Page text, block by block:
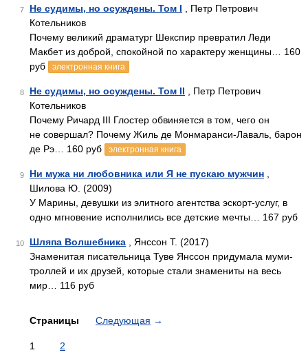
7 Не судимы, но осуждены. Том I , Петр Петрович
Котельников
Почему великий драматург Шекспир превратил Леди
Макбет из доброй, спокойной по характеру женщины… 160
руб
электронная книга
8 Не судимы, но осуждены. Том II , Петр Петрович
Котельников
Почему Ричард III Глостер обвиняется в том, чего он
не совершал? Почему Жиль де Монмаранси-Лаваль, барон
де Рэ… 160 руб
электронная книга
9 Ни мужа ни любовника или Я не пускаю мужчин
Шилова Ю. (2009)
У Марины, девушки из элитного агентства эскорт-услуг, в
одно мгновение исполнились все детские мечты… 167 руб
10 Шляпа Волшебника , Янссон Т. (2017)
Знаменитая писательница Туве Янссон придумала муми-
троллей и их друзей, которые стали знамениты на весь
мир… 116 руб
Страницы Следующая →
1 2